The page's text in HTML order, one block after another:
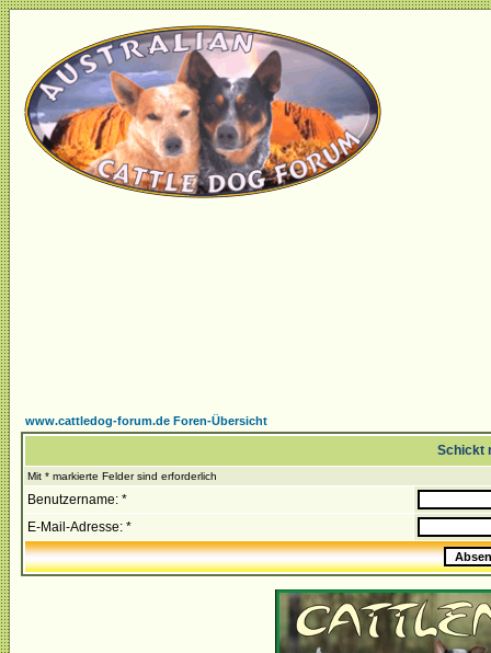
www.cattledog-forum.de Foren-Übersicht
Schickt
Mit * markierte Felder sind erforderlich
Benutzername: *
E-Mail-Adresse: *